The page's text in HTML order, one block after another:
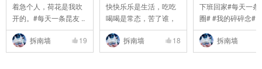
着急个人，荷花是我吹
开的。#每天一条昆友 ..
拆南墙 19
快快乐乐是生活，吃吃
喝喝是常态，苦了谁，
..
拆南墙
18
下班回家#每天一条
圈# #我的碎碎念#
拆南墙